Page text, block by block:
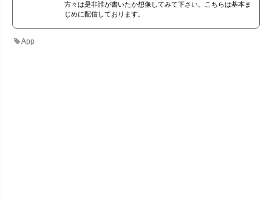
方々は是非誰が書いたか想像してみて下さい。こちらは基本ま
じめに配信しております。
App